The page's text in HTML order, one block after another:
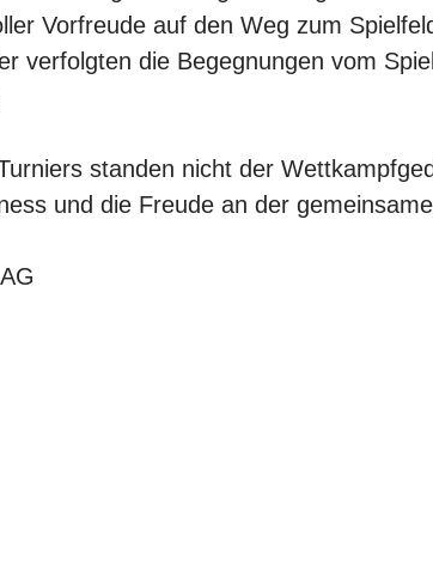
Vorfreude auf den Weg zum
verfolgten die Begegnungen vom
standen nicht der
und die Freude an der